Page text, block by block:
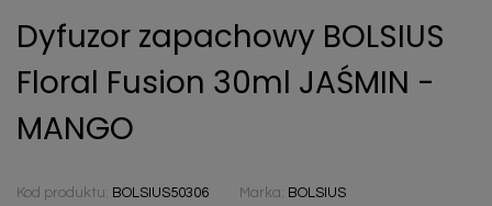
Dyfuzor zapachowy BOLSIUS
Floral Fusion 30ml JAŚMIN -
MANGO
Kod produktu: BOLSIUS50306 Marka: BOLSIUS